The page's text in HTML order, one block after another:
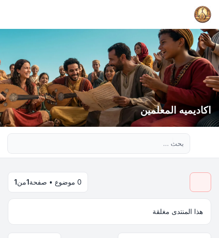
اكاديميه المعلمين
0 موضوع • صفحة 1من1
هذا المنتدى مغلقة